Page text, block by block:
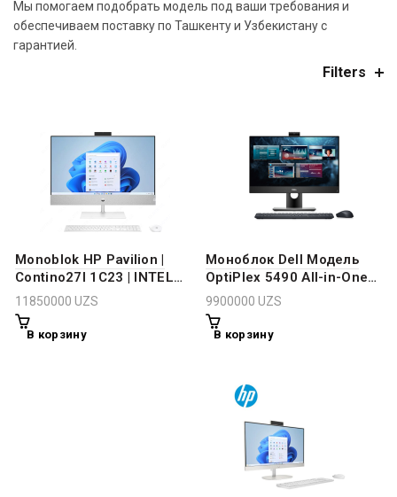
Мы помогаем подобрать модель под ваши требования и
обеспечиваем поставку по Ташкенту и Узбекистану с
гарантией.
Filters
Monoblok HP Pavilion |
Contino27I 1C23 | INTEL
i5-13400T (RAPTOR LAKE)
1.30GHz 10 CORES | RAM
8GB (2x4GB)| SSD 512G
11850000 UZS
В корзину
Mоноблок Dell Модель
OptiPlex 5490 All-in-One
XCTO 23.8″ FHD
1920×1080 IPS /10th
Generation Intel Core i5-
9900000 UZS
В корзину